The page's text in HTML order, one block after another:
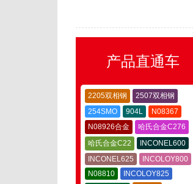
产品直通车
2205双相钢
2507双相钢
254SMO
904L
N08367
N08926合金
哈氏合金C276
哈氏合金C22
INCONEL600
INCONEL625
INCOLOY800
N08810
INCOLOY825